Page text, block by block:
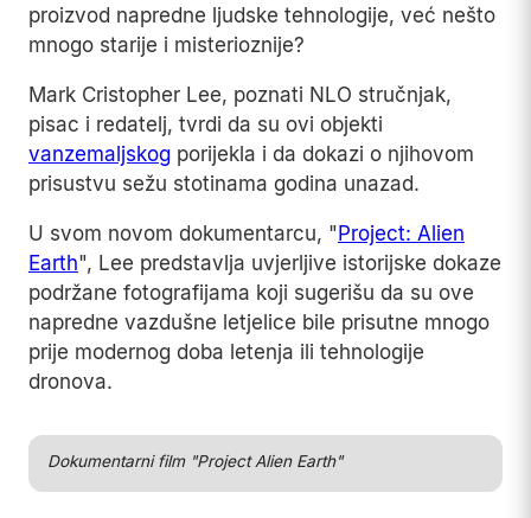
proizvod napredne ljudske tehnologije, već nešto
mnogo starije i misterioznije?
Mark Cristopher Lee, poznati NLO stručnjak,
pisac i redatelj, tvrdi da su ovi objekti
vanzemaljskog porijekla i da dokazi o njihovom
prisustvu sežu stotinama godina unazad.
U svom novom dokumentarcu, " Project: Alien
Earth", Lee predstavlja uvjerljive istorijske dokaze
podržane fotografijama koji sugerišu da su ove
napredne vazdušne letjelice bile prisutne mnogo
prije modernog doba letenja ili tehnologije
dronova.
Dokumentarni film "Project Alien Earth"